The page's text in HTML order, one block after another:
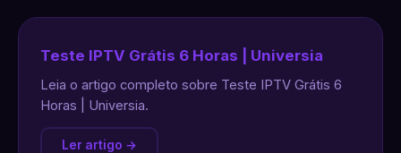
Teste IPTV Grátis 6 Horas | Universia
Leia o artigo completo sobre Teste IPTV Grátis 6
Horas | Universia.
Ler artigo →